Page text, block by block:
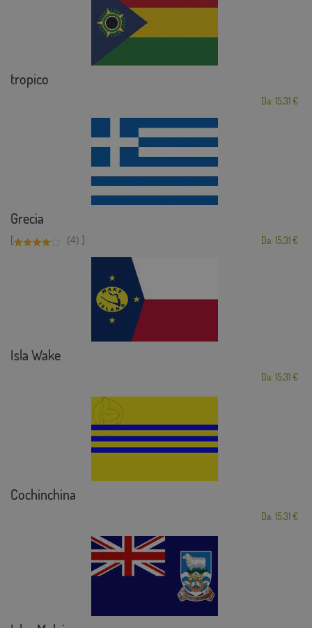
tropico
Da: 15,31 €
Grecia
[ (4) ] Da: 15,31 €
Isla Wake
Da: 15,31 €
Cochinchina
Da: 15,31 €